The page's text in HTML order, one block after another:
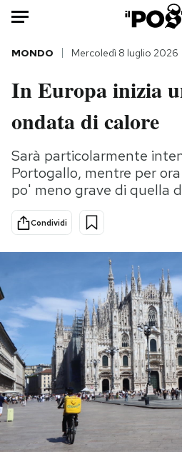
Auto
HOME
Italia
Politica
Tecnologia
Internet
Scienza
PODCAST
NEWSLETTER
I MIEI PREFERITI
MONDO Mercoledì 8 luglio 2026
In Europa inizia
ondata di calore
Sarà particolarmente
Portogallo, mentre per
po' meno grave di quella
Condividi